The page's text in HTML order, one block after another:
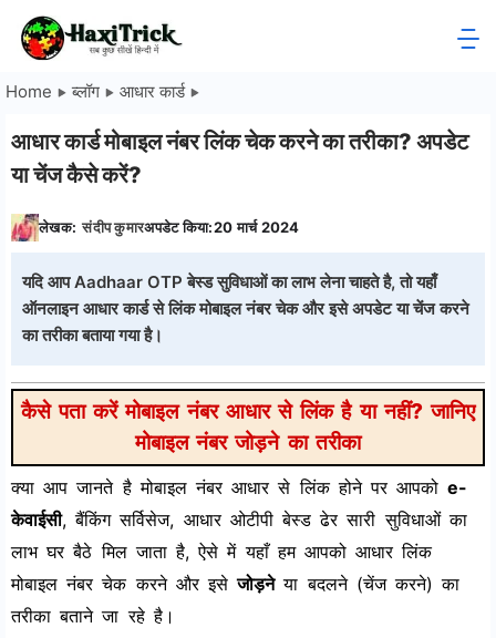
Skip
कुछ
जाने
हिंदी
में
Home ब्लॉग आधार कार्ड
आधार कार्ड मोबाइल नंबर लिंक चेक करने का तरीका? अपडेट
या चेंज कैसे करें?
लेखक: संदीप कुमारअपडेट किया:20 मार्च 2024
यदि आप Aadhaar OTP बेस्ड सुविधाओं का लाभ लेना चाहते है, तो यहाँ
ऑनलाइन आधार कार्ड से लिंक मोबाइल नंबर चेक और इसे अपडेट या चेंज करने
का तरीका बताया गया है।
कैसे पता करें मोबाइल नंबर आधार से लिंक है या नहीं? जानिए
मोबाइल नंबर जोड़ने का तरीका
क्या आप जानते है मोबाइल नंबर आधार से लिंक होने पर आपकोe-
केवाईसी, बैंकिंग सर्विसेज, आधार ओटीपी बेस्ड ढेर सारी सुविधाओं का
लाभ घर बैठे मिल जाता है, ऐसे में यहाँ हम आपको आधार लिंक
मोबाइल नंबर चेक करने और इसेजोड़नेया बदलने (चेंज करने) का
तरीका बताने जा रहे है।